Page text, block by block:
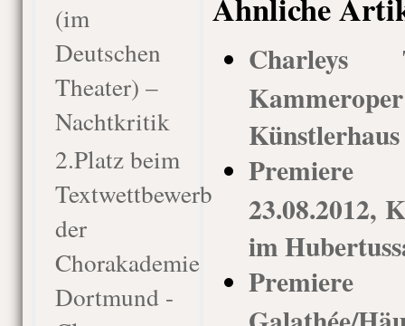
(im
Deutschen
Theater) –
Nachtkritik
2.Platz beim
Textwettbewerb
der
Chorakademie
Dortmund -
Charleys
Künstlerhaus
Premiere
23.08.2012,
im
Galathée/